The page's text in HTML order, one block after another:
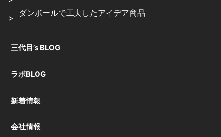
ダンボールで工夫したアイデア商品
三代目’s BLOG
ラボBLOG
新着情報
会社情報